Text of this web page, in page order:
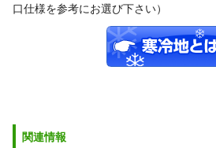
口仕様を参考にお選び下さい）
関連情報